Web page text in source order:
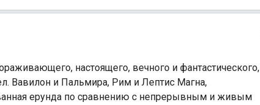
настоящего, вечного и фантастического,
Вавилон и Пальмира, Рим и Лептис Магна,
ерунда по сравнению с непрерывным и живым